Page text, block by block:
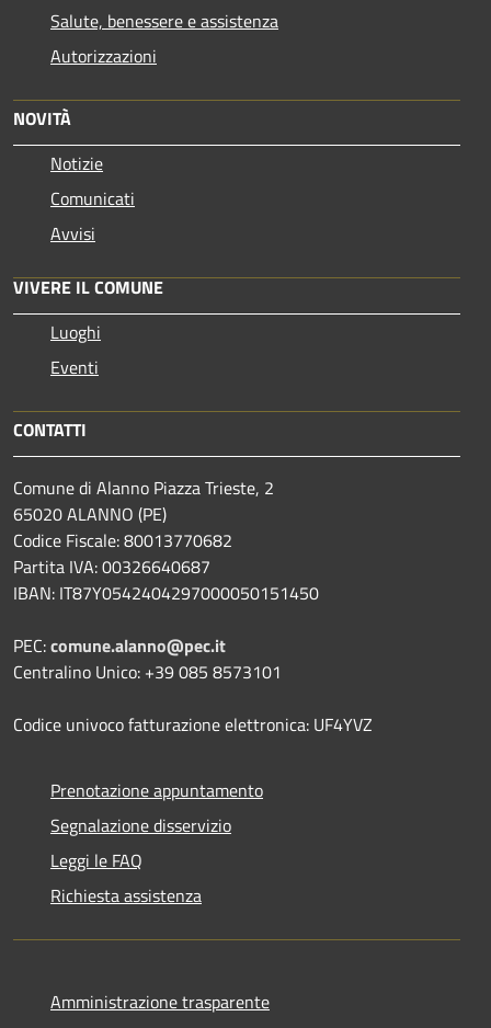
Salute, benessere e assistenza
Autorizzazioni
NOVITÀ
Notizie
Comunicati
Avvisi
VIVERE IL COMUNE
Luoghi
Eventi
CONTATTI
Comune di Alanno Piazza Trieste, 2
65020 ALANNO (PE)
Codice Fiscale: 80013770682
Partita IVA: 00326640687
IBAN: IT87Y0542404297000050151450
PEC:comune.alanno@pec.it
Centralino Unico: +39 085 8573101
Codice univoco fatturazione elettronica: UF4YVZ
Prenotazione appuntamento
Segnalazione disservizio
Leggi le FAQ
Richiesta assistenza
Amministrazione trasparente